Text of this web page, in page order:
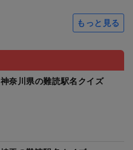
もっと見る
神奈川県の難読駅名クイズ